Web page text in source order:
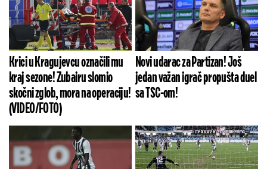
Krici u Kragujevcu označili mu
kraj sezone! Zubairu slomio
skočni zglob, mora na operaciju!
(VIDEO/FOTO)
Novi udarac za Partizan! Još
jedan važan igrač propušta duel
sa TSC-om!